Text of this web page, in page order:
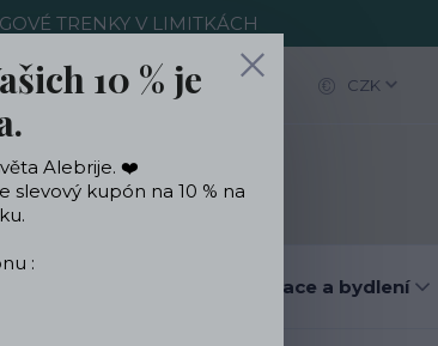
TRENKY V LIMITKÁCH
soukromí Blog CZK
Designové dekorace a bydlení
10 % je
Alebrije. ❤️
kupón na 10 % na
: